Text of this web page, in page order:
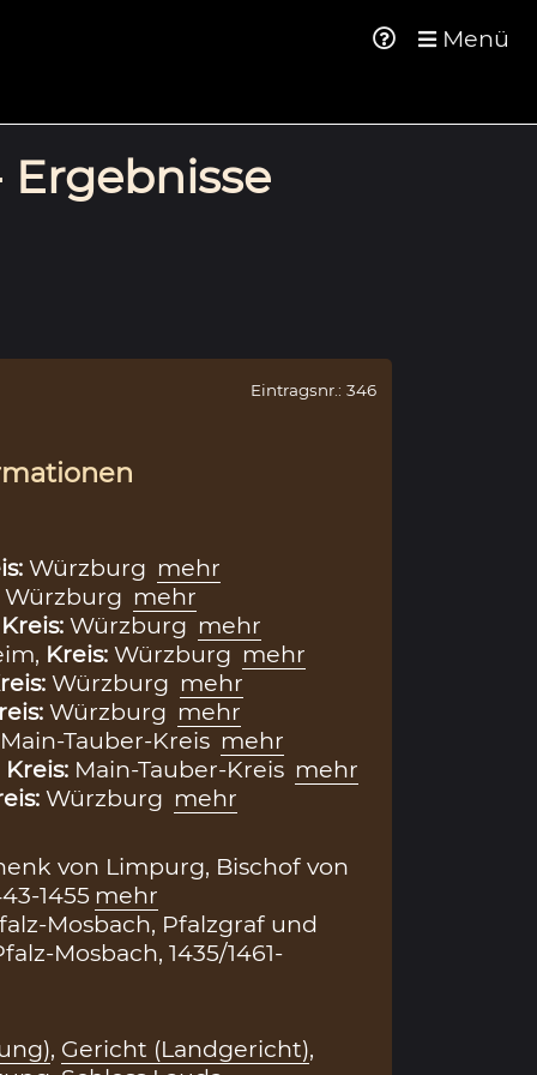
Menü
Ergebnisse
Eintragsnr.: 346
Würzburg mehr
Würzburg mehr
Kreis: Würzburg mehr
Kreis: Würzburg mehr
Würzburg mehr
Würzburg mehr
Main-Tauber-Kreis mehr
Kreis: Main-Tauber-Kreis mehr
Würzburg mehr
von Limpurg, Bischof von
1455 mehr
Mosbach, Pfalzgraf und
Mosbach, 1435/1461-
, Gericht (Landgericht),